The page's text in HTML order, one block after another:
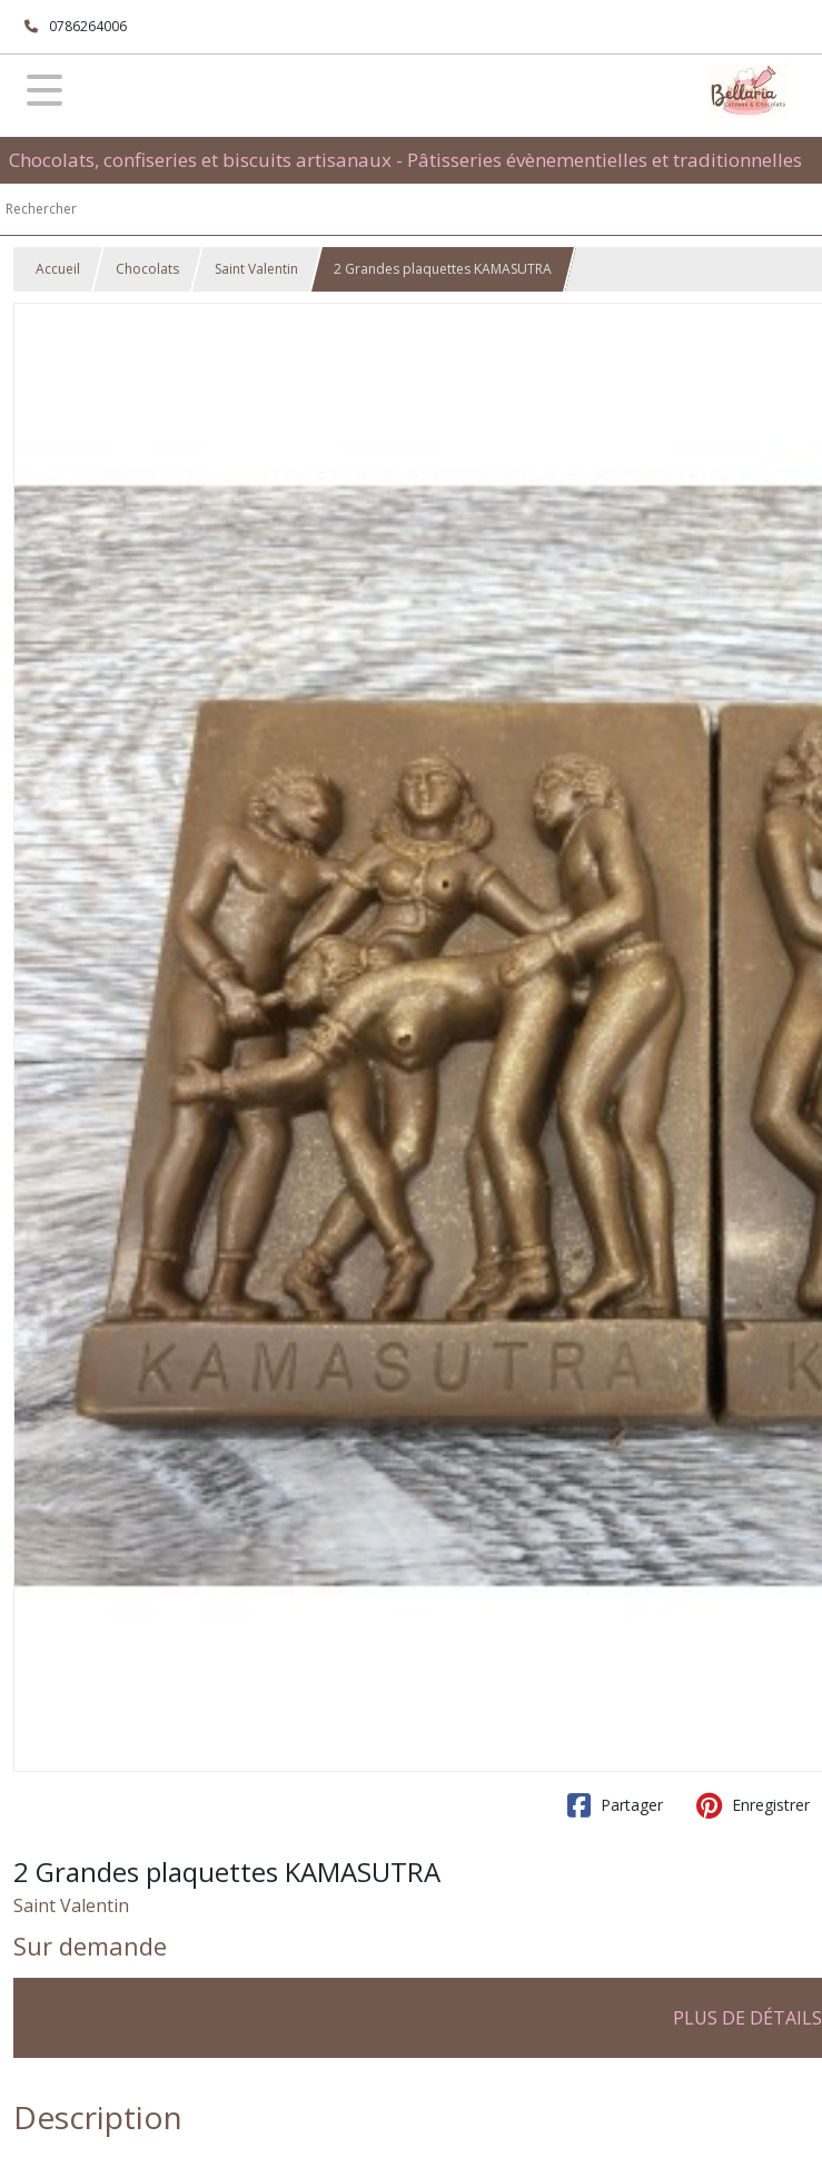
0786264006
Chocolats, confiseries et biscuits artisanaux - Pâtisseries évènementielles et traditionnelles
Accueil Chocolats Saint Valentin 2 Grandes plaquettes KAMASUTRA
Partager Enregistrer
2 Grandes plaquettes KAMASUTRA
Saint Valentin
Sur demande
PLUS DE DÉTAILS
Description